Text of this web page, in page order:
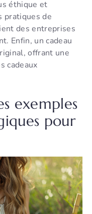
éthique et
pratiques de
des entreprises
Enfin, un cadeau
offrant une
cadeaux
exemples
pour